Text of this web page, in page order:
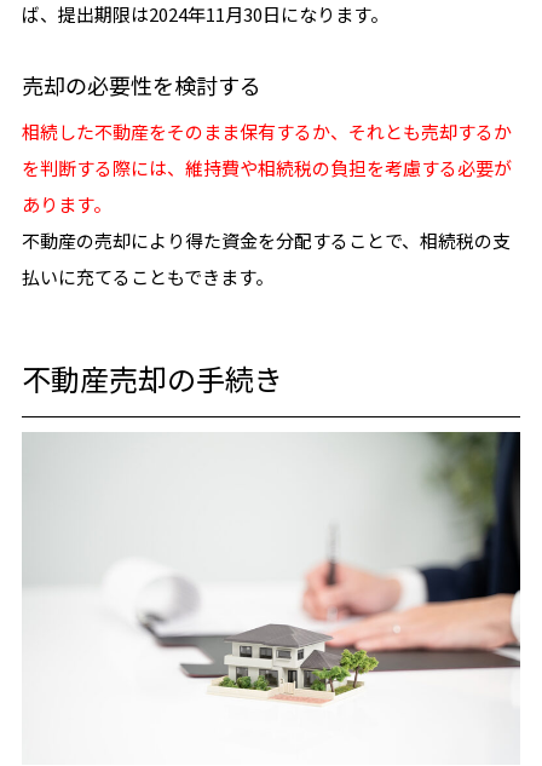
ば、提出期限は2024年11月30日になります。
売却の必要性を検討する
相続した不動産をそのまま保有するか、それとも売却するか
を判断する際には、維持費や相続税の負担を考慮する必要が
あります。
不動産の売却により得た資金を分配することで、相続税の支
払いに充てることもできます。
不動産売却の手続き